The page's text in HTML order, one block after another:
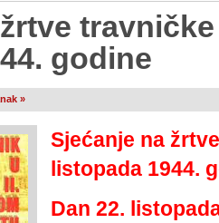
godine
»
Sjećanje na
listopada 1944.
Dan 22.